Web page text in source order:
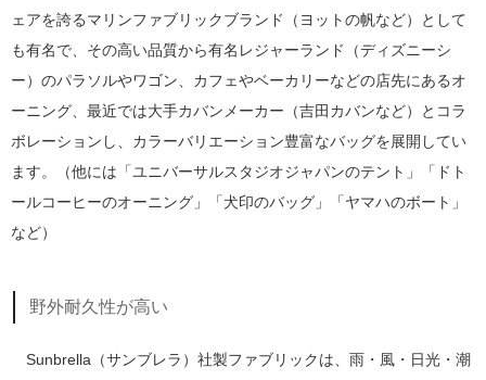
ェアを誇るマリンファブリックブランド（ヨットの帆など）として
も有名で、その高い品質から有名レジャーランド（ディズニーシ
ー）のパラソルやワゴン、カフェやベーカリーなどの店先にあるオ
ーニング、最近では大手カバンメーカー（吉田カバンなど）とコラ
ボレーションし、カラーバリエーション豊富なバッグを展開してい
ます。（他には「ユニバーサルスタジオジャパンのテント」「ドト
ールコーヒーのオーニング」「犬印のバッグ」「ヤマハのボート」
など）
野外耐久性が高い
Sunbrella（サンブレラ）社製ファブリックは、雨・風・日光・潮